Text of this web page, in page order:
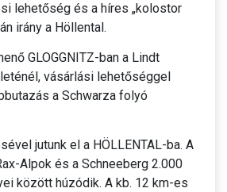
lehetőség és a híres „kolostor
irány a Höllental.
GLOGGNITZ-ban a Lindt
vásárlási lehetőséggel
a Schwarza folyó
jutunk el a HÖLLENTAL-ba. A
Alpok és a Schneeberg 2.000
között húzódik. A kb. 12 km-es